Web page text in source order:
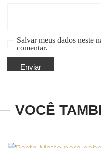
Salvar meus dados neste
comentar.
VOCÊ